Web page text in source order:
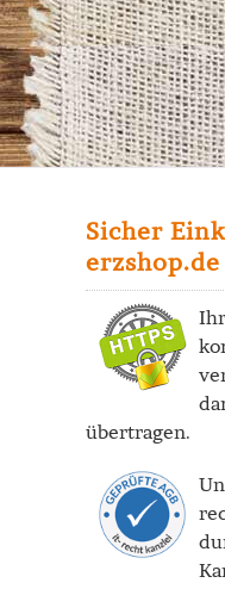
Sicher
erzshop.de
übertragen.